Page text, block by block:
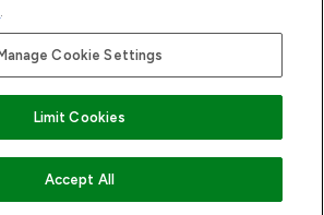
WARENKORB HINZUFÜGEN
GmbH Maximilianstrasse 54 80538 Munich
.
Manage Cookie Settings
Limit Cookies
Accept All